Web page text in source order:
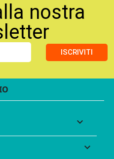
nostra
ISCRIVITI

